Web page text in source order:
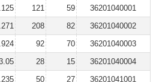
121 59
36201040001
208 82
36201040002
92 70
36201040003
28 15
36201040004
50 27
36201041001